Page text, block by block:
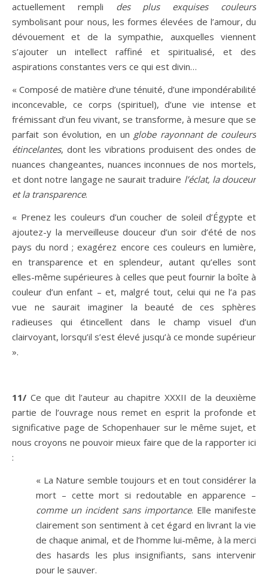
actuellement rempli des plus exquises couleurs
symbolisant pour nous, les formes élevées de l’amour, du
dévouement et de la sympathie, auxquelles viennent
s’ajouter un intellect raffiné et spiritualisé, et des
aspirations constantes vers ce qui est divin…
« Composé de matière d’une ténuité, d’une impondérabilité
inconcevable, ce corps (spirituel), d’une vie intense et
frémissant d’un feu vivant, se transforme, à mesure que se
parfait son évolution, en un globe rayonnant de couleurs
étincelantes, dont les vibrations produisent des ondes de
nuances changeantes, nuances inconnues de nos mortels,
et dont notre langage ne saurait traduire l’éclat, la douceur
et la transparence.
« Prenez les couleurs d’un coucher de soleil d’Égypte et
ajoutez-y la merveilleuse douceur d’un soir d’été de nos
pays du nord ; exagérez encore ces couleurs en lumière,
en transparence et en splendeur, autant qu’elles sont
elles-même supérieures à celles que peut fournir la boîte à
couleur d’un enfant – et, malgré tout, celui qui ne l’a pas
vue ne saurait imaginer la beauté de ces sphères
radieuses qui étincellent dans le champ visuel d’un
clairvoyant, lorsqu’il s’est élevé jusqu’à ce monde supérieur
».
11/ Ce que dit l’auteur au chapitre XXXII de la deuxième
partie de l’ouvrage nous remet en esprit la profonde et
significative page de Schopenhauer sur le même sujet, et
nous croyons ne pouvoir mieux faire que de la rapporter ici
:
« La Nature semble toujours et en tout considérer la
mort – cette mort si redoutable en apparence –
comme un incident sans importance. Elle manifeste
clairement son sentiment à cet égard en livrant la vie
de chaque animal, et de l’homme lui-même, à la merci
des hasards les plus insignifiants, sans intervenir
pour le sauver.